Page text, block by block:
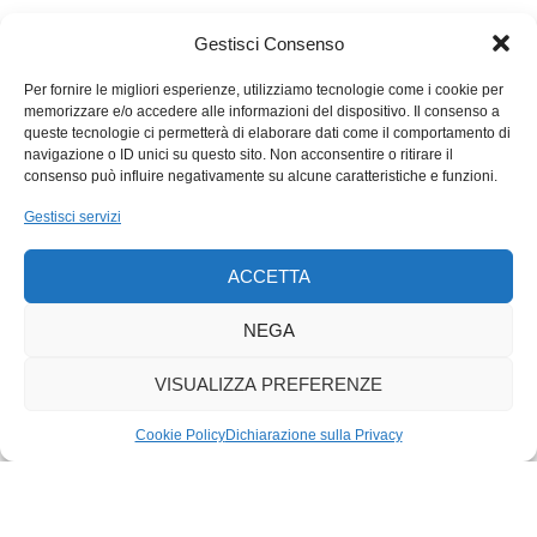
Gestisci Consenso
Per fornire le migliori esperienze, utilizziamo tecnologie come i cookie per
memorizzare e/o accedere alle informazioni del dispositivo. Il consenso a
queste tecnologie ci permetterà di elaborare dati come il comportamento di
navigazione o ID unici su questo sito. Non acconsentire o ritirare il
consenso può influire negativamente su alcune caratteristiche e funzioni.
Gestisci servizi
ACCETTA
NEGA
VISUALIZZA PREFERENZE
Cookie PolicyDichiarazione sulla Privacy
laddove prima produceva cinque è – certo – dio lui stesso. Nei
grandi Imperi l’idea della Sacralità del Sovrano aiuta a
cementare cento e mille differenze attorno a un concetto che
costa poco sforzo e ha tanti vantaggi: in primis Pax Romana.
Domanda altropologica e forse Confederabile ora che certi
miei Altropologici amici certo considerano entrare